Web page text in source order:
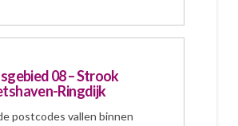
08 – Strook
Ringdijk
postcodes vallen binnen